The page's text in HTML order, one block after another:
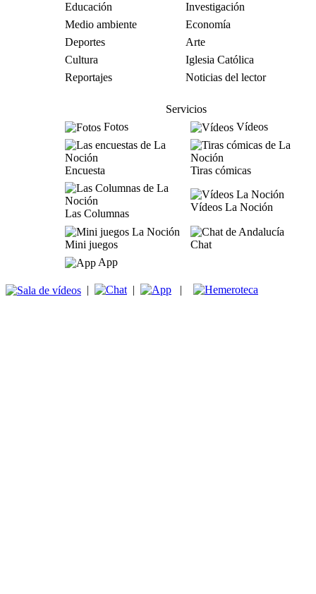
Educación
Investigación
Medio ambiente
Economía
Deportes
Arte
Cultura
Iglesia Católica
Reportajes
Noticias del lector
Servicios
Fotos
Vídeos
Encuesta Tiras cómicas
Las Columnas
Vídeos La Noción
Mini juegos
Chat
App
| | |